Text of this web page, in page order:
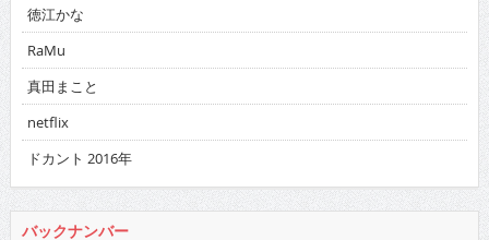
真田まこと
ドカント 2016年
バックナンバー
2026:01 02 03 04 05 06
07
08
09 10 11
12